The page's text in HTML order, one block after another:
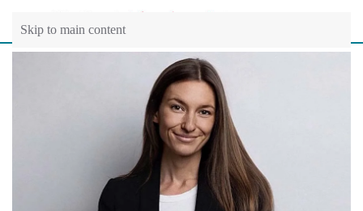
Skip to main content